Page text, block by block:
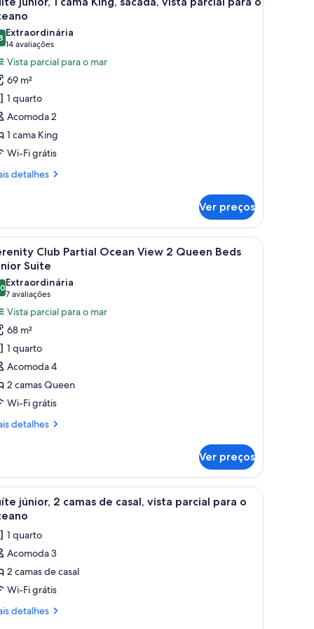
de 10
Extraordinária
14 avaliações
(14
avaliações)
Vista parcial para o mar
69 m²
1 quarto
Acomoda 2
1 cama King
Wi-Fi grátis
detalhes
Ver preços
de teto, vista para o mar e varanda com mesa e cadeiras.
Quarto de hotel com duas camas,
5
Club Partial Ocean View 2 Queen Beds
Suite
de 10
Extraordinária
7 avaliações
(7
avaliações)
Vista parcial para o mar
68 m²
1 quarto
Acomoda 4
2 camas Queen
Wi-Fi grátis
detalhes
Ver preços
escrivaninha, uma cadeira, um ventilador de teto e vista para o exterior.
Suíte júnior, 2 camas de casal, vista parcial
5
júnior, 2 camas de casal, vista parcial para o
1 quarto
Acomoda 3
2 camas de casal
Wi-Fi grátis
detalhes